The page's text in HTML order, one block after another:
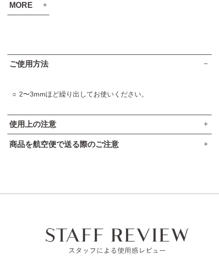
MORE
VOCE 2024年上半期 ベストコスメ
口紅部門 第3位（V02での受賞）
VOCE 2024年上半期 読者が選ぶベストコスメ
リップ部門 第3位
MAQUIA ベストコスメ 2024上半期
美的 美容賢者が選ぶ2024年上半期ベストコスメ
美的HEN 2024年美的HEN上半期ベストコスメ
メイクランキング 第1位（V07での受賞）
ご使用方法
2〜3mmほど繰り出してお使いください。
使用上の注意
使用中、赤み、はれ、かゆみ、刺激等の異常があらわれた時
は使用を中止し、皮フ科医へのご相談をおすすめします。そ
のままご使用を続けると症状が悪化することがあります。
商品を航空便で送る際のご注意
アルコール24％以下